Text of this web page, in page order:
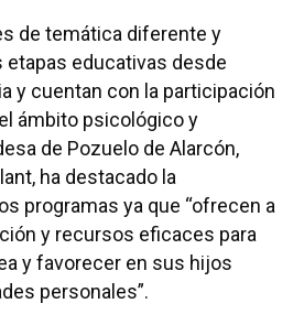
de temática diferente y
etapas educativas desde
y cuentan con la participación
ámbito psicológico y
de Pozuelo de Alarcón,
ha destacado la
programas ya que “ofrecen a
y recursos eficaces para
y favorecer en sus hijos
personales”.